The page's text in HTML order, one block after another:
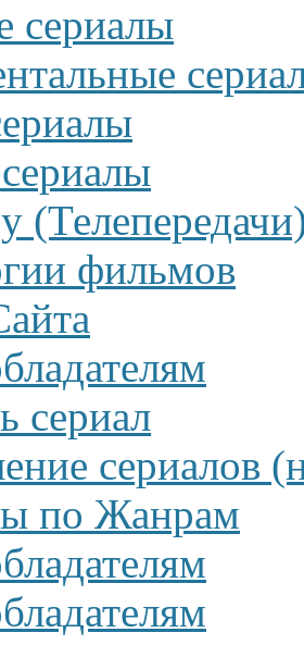
сериалы
фильмов
сериал
сериалов
по Жанрам